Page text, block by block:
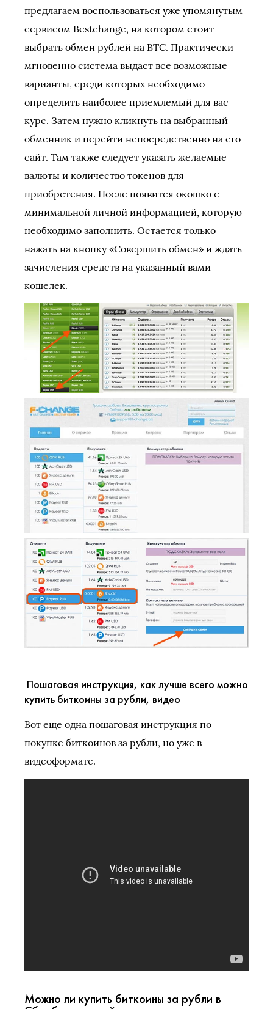
предлагаем воспользоваться уже упомянутым
сервисом Bestchange, на котором стоит
выбрать обмен рублей на BTC. Практически
мгновенно система выдаст все возможные
варианты, среди которых необходимо
определить наиболее приемлемый для вас
курс. Затем нужно кликнуть на выбранный
обменник и перейти непосредственно на его
сайт. Там также следует указать желаемые
валюты и количество токенов для
приобретения. После появится окошко с
минимальной личной информацией, которую
необходимо заполнить. Остается только
нажать на кнопку «Совершить обмен» и ждать
зачисления средств на указанный вами
кошелек.
Пошаговая инструкция, как лучше всего можно
купить биткоины за рубли, видео
Вот еще одна пошаговая инструкция по
покупке биткоинов за рубли, но уже в
видеоформате.
Можно ли купить биткоины за рубли в